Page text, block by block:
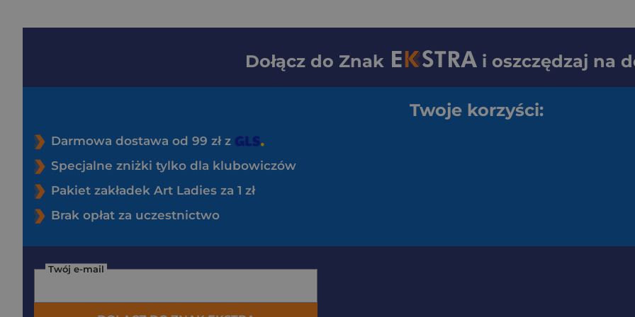
Dołącz do Znak i oszczędzaj na
Twoje korzyści:
Darmowa dostawa od 99 zł z
Specjalne zniżki tylko dla klubowiczów
Pakiet zakładek Art Ladies za 1 zł
Brak opłat za uczestnictwo
Twój e-mail